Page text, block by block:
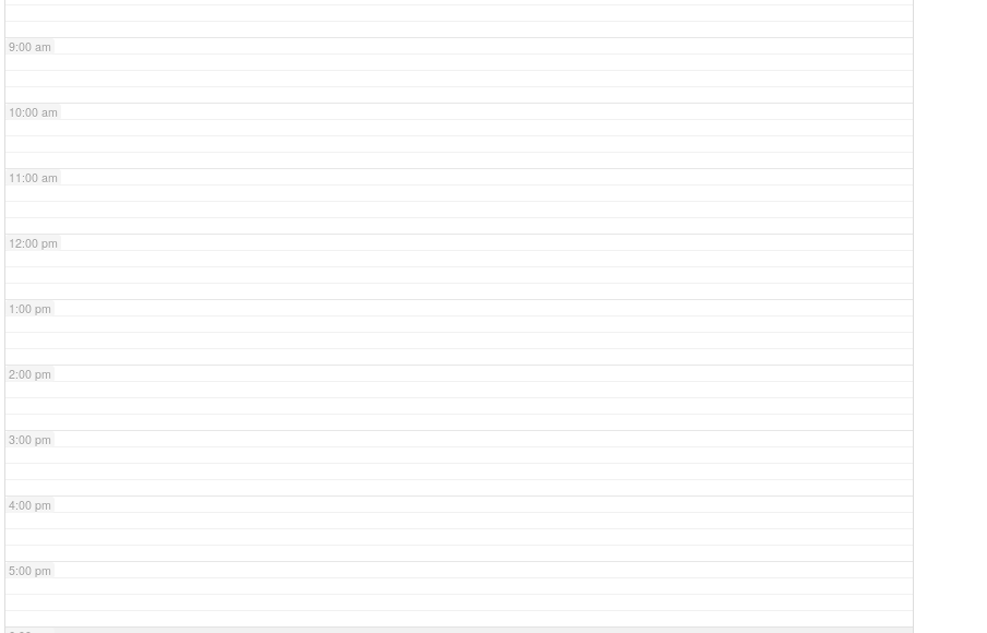
9:00 am
10:00 am
11:00 am
12:00 pm
1:00 pm
2:00 pm
3:00 pm
4:00 pm
5:00 pm